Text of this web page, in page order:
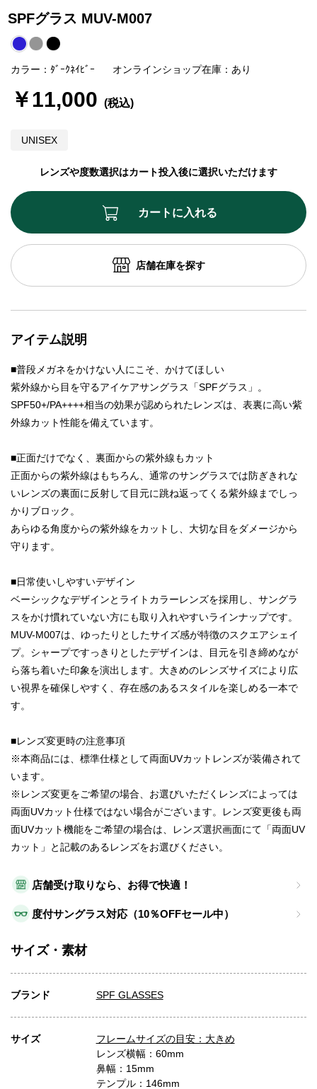
SPFグラス MUV-M007
UNISEX
カラー：ﾀﾞｰｸﾈｲﾋﾞｰ オンラインショップ在庫：あり
レンズや度数選択はカート投入後に選択いただけます
￥11,000
店舗受け取りなら、お得で快適！
度付サングラス対応（10％OFFセール中）
カートに入れる
店舗在庫を探す
アイテム説明
■普段メガネをかけない人にこそ、かけてほしい
紫外線から目を守るアイケアサングラス「SPFグラス」。
SPF50+/PA++++相当の効果が認められたレンズは、表裏に高い紫
外線カット性能を備えています。
■正面だけでなく、裏面からの紫外線もカット
正面からの紫外線はもちろん、通常のサングラスでは防ぎきれな
いレンズの裏面に反射して目元に跳ね返ってくる紫外線までしっ
かりブロック。
あらゆる角度からの紫外線をカットし、大切な目をダメージから
守ります。
■日常使いしやすいデザイン
ベーシックなデザインとライトカラーレンズを採用し、サングラ
スをかけ慣れていない方にも取り入れやすいラインナップです。
MUV-M007は、ゆったりとしたサイズ感が特徴のスクエアシェイ
プ。シャープですっきりとしたデザインは、目元を引き締めなが
ら落ち着いた印象を演出します。大きめのレンズサイズにより広
い視界を確保しやすく、存在感のあるスタイルを楽しめる一本で
す。
■レンズ変更時の注意事項
※本商品には、標準仕様として両面UVカットレンズが装備されて
います。
※レンズ変更をご希望の場合、お選びいただくレンズによっては
両面UVカット仕様ではない場合がございます。レンズ変更後も両
面UVカット機能をご希望の場合は、レンズ選択画面にて「両面UV
カット」と記載のあるレンズをお選びください。
サイズ・素材
ブランド SPF GLASSES
サイズ
フレームサイズの目安：大きめ
レンズ横幅：60mm
鼻幅：15mm
テンプル：146mm